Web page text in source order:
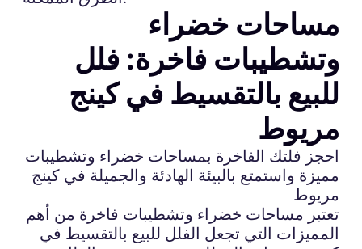
مساحات خضراء
وتشطيبات فاخرة: فلل
للبيع بالتقسيط في كينج
مريوط
احجز فلتك الفاخرة بمساحات خضراء وتشطيبات
مميزة واستمتع بالبيئة الهادئة والجميلة في كينج
مريوط
تعتبر مساحات خضراء وتشطيبات فاخرة من أهم
المميزات التي تجعل الفلل للبيع بالتقسيط في